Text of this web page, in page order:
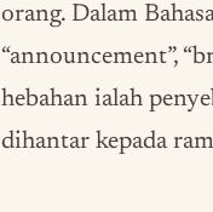
orang. Dalam
“announcement”,
hebahan ialah
dihantar kepada